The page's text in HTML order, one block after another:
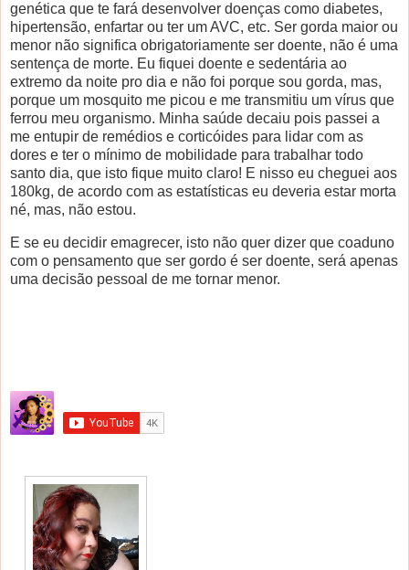
genética que te fará desenvolver doenças como diabetes,
hipertensão, enfartar ou ter um AVC, etc. Ser gorda maior ou
menor não significa obrigatoriamente ser doente, não é uma
sentença de morte. Eu fiquei doente e sedentária ao
extremo da noite pro dia e não foi porque sou gorda, mas,
porque um mosquito me picou e me transmitiu um vírus que
ferrou meu organismo. Minha saúde decaiu pois passei a
me entupir de remédios e corticóides para lidar com as
dores e ter o mínimo de mobilidade para trabalhar todo
santo dia, que isto fique muito claro! E nisso eu cheguei aos
180kg, de acordo com as estatísticas eu deveria estar morta
né, mas, não estou.
E se eu decidir emagrecer, isto não quer dizer que coaduno
com o pensamento que ser gordo é ser doente, será apenas
uma decisão pessoal de me tornar menor.